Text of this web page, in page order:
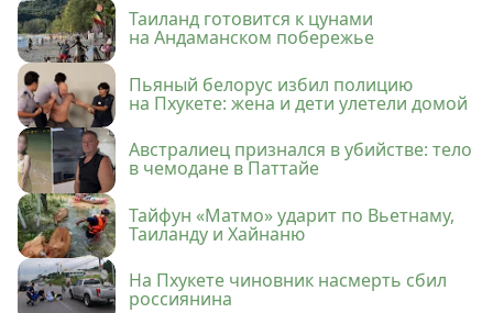
Таиланд готовится к цунами
на Андаманском побережье
Пьяный белорус избил полицию
на Пхукете: жена и дети улетели домой
Австралиец признался в убийстве: тело
в чемодане в Паттайе
Тайфун «Матмо» ударит по Вьетнаму,
Таиланду и Хайнаню
На Пхукете чиновник насмерть сбил
россиянина